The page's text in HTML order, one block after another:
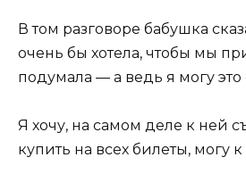
В том разговоре бабушка
очень бы хотела, чтобы мы
подумала — а ведь я могу это
Я хочу, на самом деле к ней
купить на всех билеты, могу